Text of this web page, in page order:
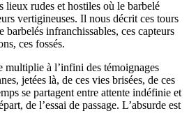
rudes et hostiles où le barbelé
vertigineuses. Il nous décrit ces tours
barbelés infranchissables, ces capteurs
ces fossés.
multiplie à l’infini des témoignages
jetées là, de ces vies brisées, de ces
se partagent entre attente indéfinie et
de l’essai de passage. L’absurde est